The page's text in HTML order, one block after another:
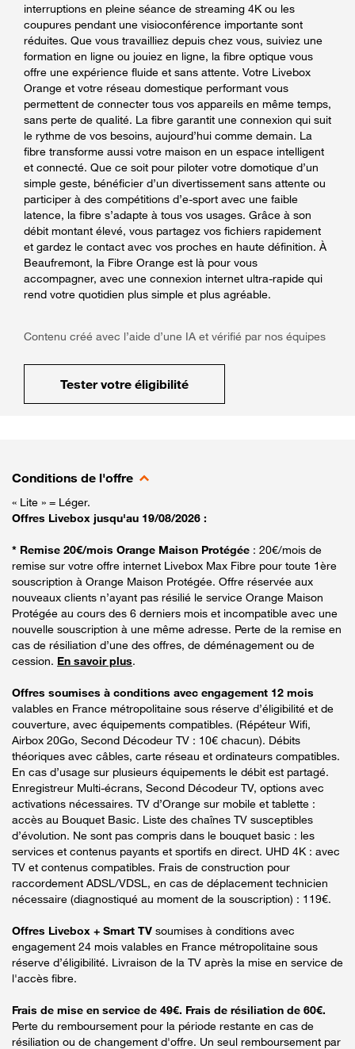
interruptions en pleine séance de streaming 4K ou les
coupures pendant une visioconférence importante sont
réduites. Que vous travailliez depuis chez vous, suiviez une
formation en ligne ou jouiez en ligne, la fibre optique vous
offre une expérience fluide et sans attente. Votre Livebox
Orange et votre réseau domestique performant vous
permettent de connecter tous vos appareils en même temps,
sans perte de qualité. La fibre garantit une connexion qui suit
le rythme de vos besoins, aujourd’hui comme demain. La
fibre transforme aussi votre maison en un espace intelligent
et connecté. Que ce soit pour piloter votre domotique d’un
simple geste, bénéficier d’un divertissement sans attente ou
participer à des compétitions d’e-sport avec une faible
latence, la fibre s’adapte à tous vos usages. Grâce à son
débit montant élevé, vous partagez vos fichiers rapidement
et gardez le contact avec vos proches en haute définition. À
Beaufremont, la Fibre Orange est là pour vous
accompagner, avec une connexion internet ultra-rapide qui
rend votre quotidien plus simple et plus agréable.
Contenu créé avec l’aide d’une IA et vérifié par nos équipes
Tester votre éligibilité
Conditions de l'offre
« Lite » = Léger.
Offres Livebox jusqu'au 19/08/2026 :
* Remise 20€/mois Orange Maison Protégée : 20€/mois de
remise sur votre offre internet Livebox Max Fibre pour toute 1ère
souscription à Orange Maison Protégée. Offre réservée aux
nouveaux clients n’ayant pas résilié le service Orange Maison
Protégée au cours des 6 derniers mois et incompatible avec une
nouvelle souscription à une même adresse. Perte de la remise en
cas de résiliation d’une des offres, de déménagement ou de
cession. En savoir plus.
Offres soumises à conditions avec engagement 12 mois
valables en France métropolitaine sous réserve d’éligibilité et de
couverture, avec équipements compatibles. (Répéteur Wifi,
Airbox 20Go, Second Décodeur TV : 10€ chacun). Débits
théoriques avec câbles, carte réseau et ordinateurs compatibles.
En cas d’usage sur plusieurs équipements le débit est partagé.
Enregistreur Multi-écrans, Second Décodeur TV, options avec
activations nécessaires. TV d’Orange sur mobile et tablette :
accès au Bouquet Basic. Liste des chaînes TV susceptibles
d’évolution. Ne sont pas compris dans le bouquet basic : les
services et contenus payants et sportifs en direct. UHD 4K : avec
TV et contenus compatibles. Frais de construction pour
raccordement ADSL/VDSL, en cas de déplacement technicien
nécessaire (diagnostiqué au moment de la souscription) : 119€.
Offres Livebox + Smart TV soumises à conditions avec
engagement 24 mois valables en France métropolitaine sous
réserve d’éligibilité. Livraison de la TV après la mise en service de
l'accès fibre.
Frais de mise en service de 49€. Frais de résiliation de 60€.
Perte du remboursement pour la période restante en cas de
résiliation ou de changement d'offre. Un seul remboursement par